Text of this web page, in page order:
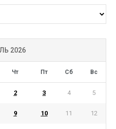
2026
Чт Пт Сб Вс
2 3 4 5
9 10 11 12